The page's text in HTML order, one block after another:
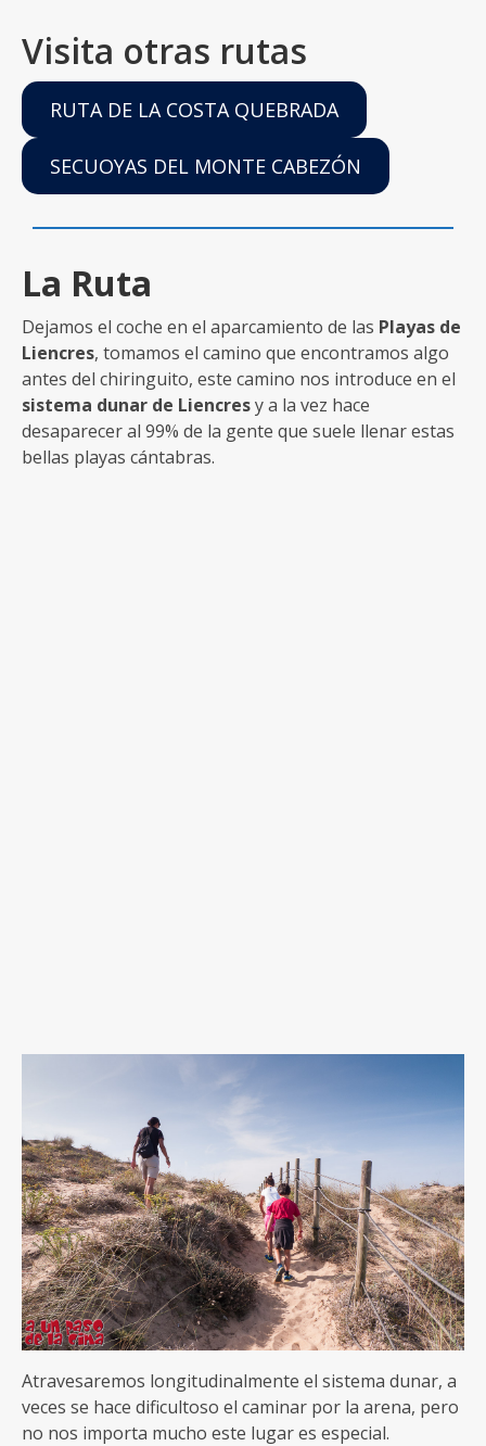
Visita otras rutas
RUTA DE LA COSTA QUEBRADA
SECUOYAS DEL MONTE CABEZÓN
La Ruta
Dejamos el coche en el aparcamiento de las Playas de
Liencres, tomamos el camino que encontramos algo
antes del chiringuito, este camino nos introduce en el
sistema dunar de Liencresy a la vez hace
desaparecer al 99% de la gente que suele llenar estas
bellas playas cántabras.
Atravesaremos longitudinalmente el sistema dunar, a
veces se hace dificultoso el caminar por la arena, pero
no nos importa mucho este lugar es especial.